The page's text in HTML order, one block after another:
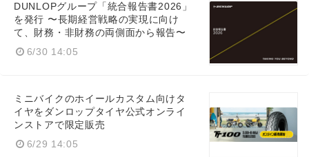
DUNLOPグループ「統合報告書2026」
を発行 〜長期経営戦略の実現に向け
て、財務・非財務の両側面から報告〜
6/30 14:05
ミニバイクのホイールカスタム向けタ
イヤをダンロップタイヤ公式オンライ
ンストアで限定販売
6/29 14:05